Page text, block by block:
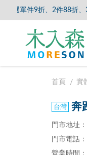
選單件9折、2件88折、3
首頁 實
奔
門市地址：
門市電話：
營業時間：